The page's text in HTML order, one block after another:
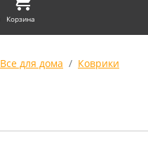
Корзина
Все для дома
Коврики